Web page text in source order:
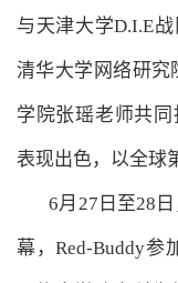
与天津大学D.I.E
清华大学网络研
学院张瑶老师共同
表现出色，以全球
6月27日至28日
幕，Red-Buddy参